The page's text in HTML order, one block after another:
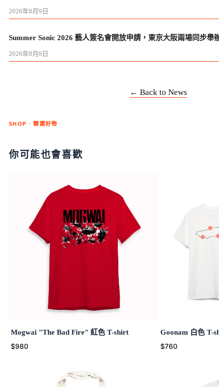
2026年8月9日
Summer Sonic 2026 藝人簽名會開放申請，東京大阪兩場同步舉
2026年8月8日
← Back to News
SHOP · 精選好物
你可能也會喜歡
Mogwai "The Bad Fire" 紅色 T-shirt
$980
Goonam 白色 T-
$760